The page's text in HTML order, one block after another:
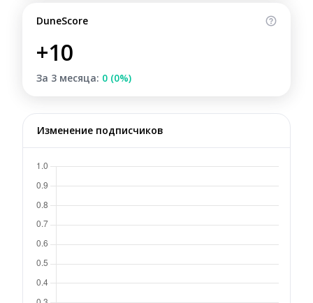
DuneScore
+10
За 3 месяца: 0 (0%)
Изменение подписчиков